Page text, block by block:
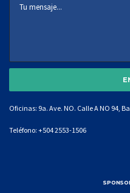
Oficinas: 9a. Ave. NO. Calle A NO 94,
Teléfono: +504 2553-1506